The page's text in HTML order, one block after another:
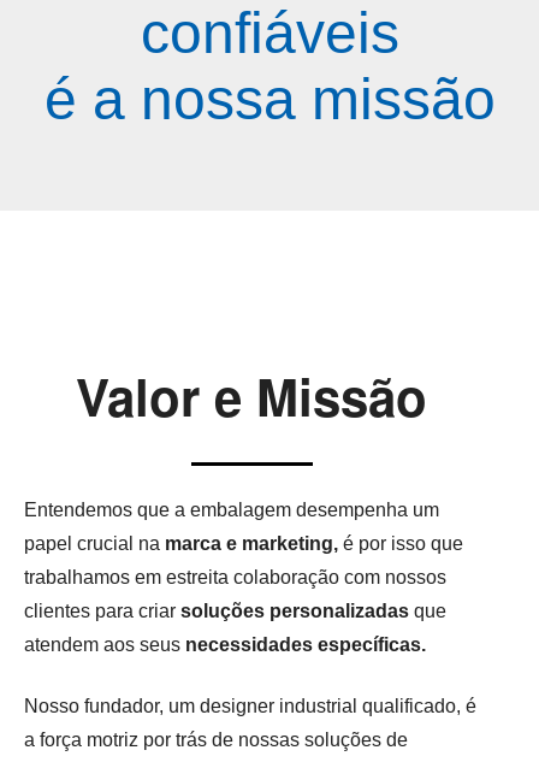
confiáveis
é a nossa missão
Valor e Missão
Entendemos que a embalagem desempenha um
papel crucial na marca e marketing, é por isso que
trabalhamos em estreita colaboração com nossos
clientes para criar soluções personalizadas que
atendem aos seus necessidades específicas.
Nosso fundador, um designer industrial qualificado, é
a força motriz por trás de nossas soluções de